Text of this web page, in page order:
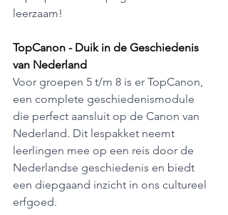
leerzaam!
TopCanon - Duik in de Geschiedenis
van Nederland
Voor groepen 5 t/m 8 is er TopCanon,
een complete geschiedenismodule
die perfect aansluit op de Canon van
Nederland. Dit lespakket neemt
leerlingen mee op een reis door de
Nederlandse geschiedenis en biedt
een diepgaand inzicht in ons cultureel
erfgoed.